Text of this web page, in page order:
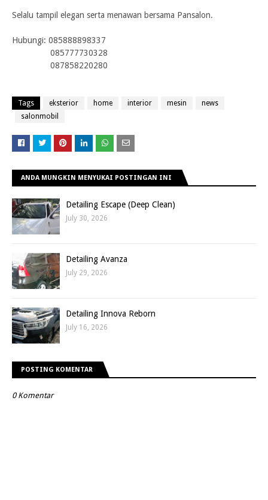
Selalu tampil elegan serta menawan bersama Pansalon.
Hubungi: 085888898337
085777730328
087858220280
Tags eksterior home interior mesin
news
salonmobil
ANDA MUNGKIN MENYUKAI POSTINGAN INI
Detailing Escape (Deep Clean)
July 30, 2026
Detailing Avanza
July 29, 2026
Detailing Innova Reborn
July 16, 2026
POSTING KOMENTAR
0 Komentar